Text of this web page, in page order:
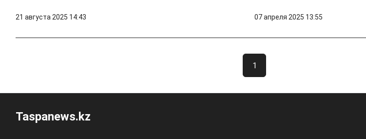
21 августа 2025 14:43 07 апреля 2025 13:55
1
Taspanews.kz